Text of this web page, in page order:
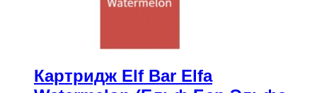
Картридж Elf Bar Elfa